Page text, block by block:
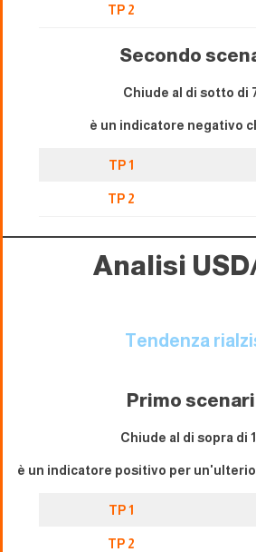
TP 2
Secondo
Chiude al di sotto di
è un indicatore negativo
TP 1
TP 2
Analisi
Tendenza
Primo
Chiude al di sopra di
è un indicatore positivo per
TP 1
TP 2